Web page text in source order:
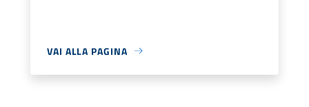
VAI ALLA PAGINA